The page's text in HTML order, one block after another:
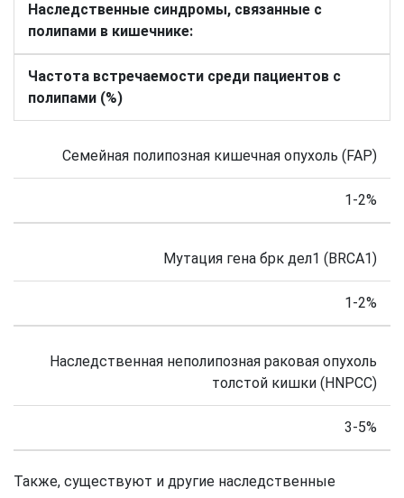
Наследственные синдромы, связанные с
полипами в кишечнике:
Частота встречаемости среди пациентов с
полипами (%)
Семейная полипозная кишечная опухоль (FAP)
1-2%
Мутация гена брк дел1 (BRCA1)
1-2%
Наследственная неполипозная раковая опухоль
толстой кишки (HNPCC)
3-5%
Также, существуют и другие наследственные